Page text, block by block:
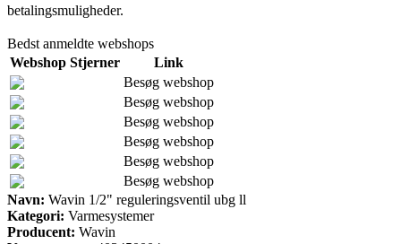
betalingsmuligheder.
Bedst anmeldte webshops
Webshop Stjerner
Link
Besøg webshop
Besøg webshop
Besøg webshop
Besøg webshop
Besøg webshop
Besøg webshop
Navn: Wavin 1/2" reguleringsventil ubg ll
Kategori: Varmesystemer
Producent: Wavin